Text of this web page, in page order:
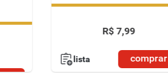
Cartão
Leve 6 Pague 5
R$ 7,99
lista comprar